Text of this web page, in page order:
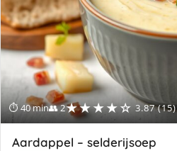
⏱ 40 min👥 2★★★★☆ 3.87 (15)
Aardappel – selderijsoep